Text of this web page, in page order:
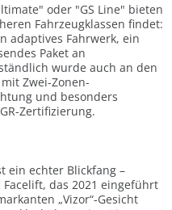
oder "GS Line" bieten
Fahrzeugklassen findet:
adaptives Fahrwerk, ein
Paket an
wurde auch an den
Zwei-Zonen-
und besonders
Zertifizierung.
ein echter Blickfang –
das 2021 eingeführt
„Vizor“-Gesicht